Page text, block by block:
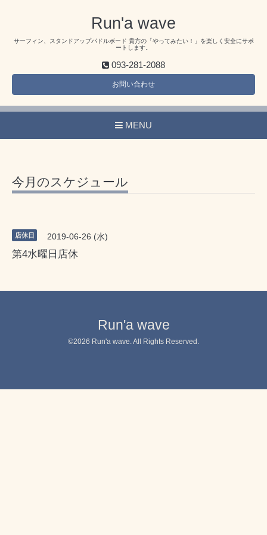
Run'a wave
サーフィン、スタンドアップパドルボード 貴方の「やってみたい！」を楽しく安全にサポ
ートします。
093-281-2088
お問い合わせ
MENU
今月のスケジュール
店休日 2019-06-26 (水)
第4水曜日店休
Run'a wave
©2026 Run'a wave . All Rights Reserved.